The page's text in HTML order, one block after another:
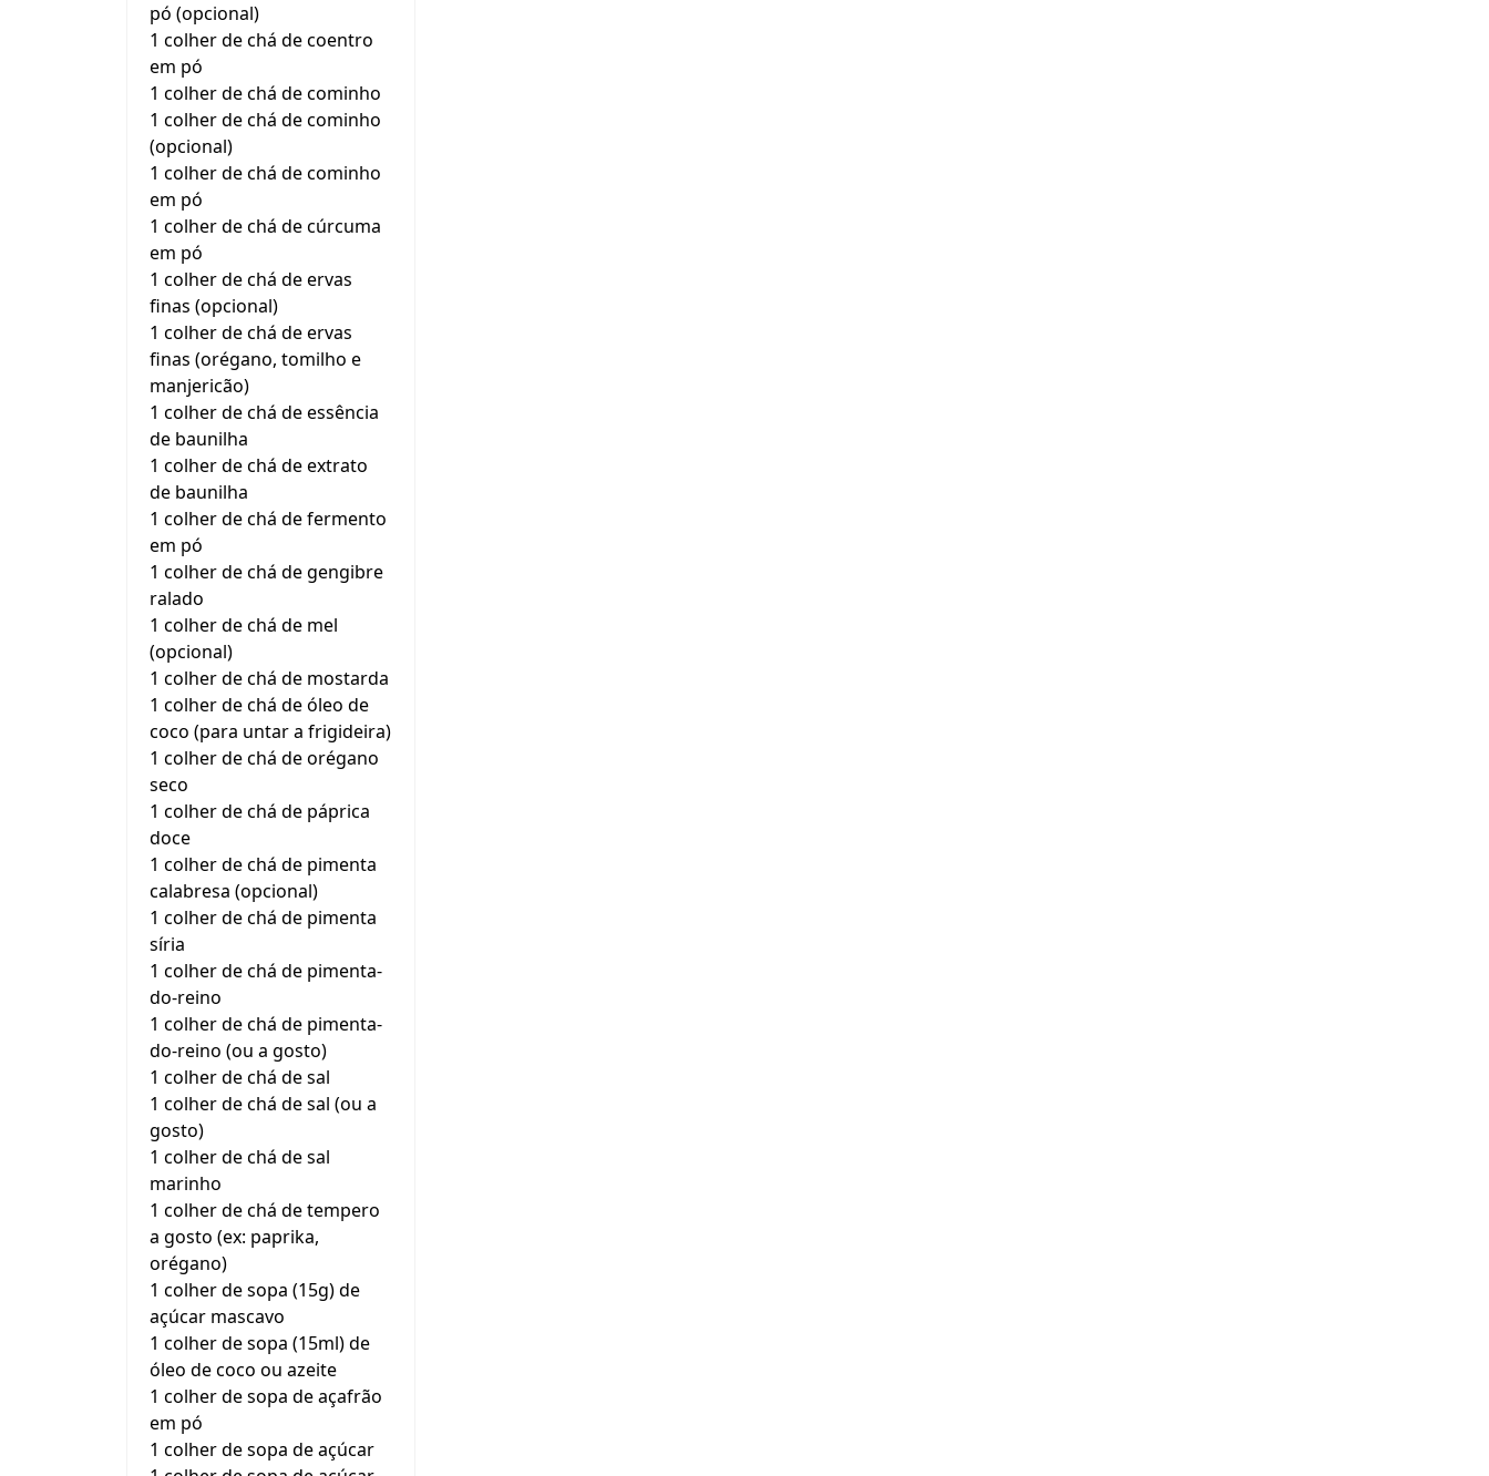
pó (opcional)
1 colher de chá de coentro
em pó
1 colher de chá de cominho
1 colher de chá de cominho
(opcional)
1 colher de chá de cominho
em pó
1 colher de chá de cúrcuma
em pó
1 colher de chá de ervas
finas (opcional)
1 colher de chá de ervas
finas (orégano, tomilho e
manjericão)
1 colher de chá de essência
de baunilha
1 colher de chá de extrato
de baunilha
1 colher de chá de fermento
em pó
1 colher de chá de gengibre
ralado
1 colher de chá de mel
(opcional)
1 colher de chá de mostarda
1 colher de chá de óleo de
coco (para untar a frigideira)
1 colher de chá de orégano
seco
1 colher de chá de páprica
doce
1 colher de chá de pimenta
calabresa (opcional)
1 colher de chá de pimenta
síria
1 colher de chá de pimenta-
do-reino
1 colher de chá de pimenta-
do-reino (ou a gosto)
1 colher de chá de sal
1 colher de chá de sal (ou a
gosto)
1 colher de chá de sal
marinho
1 colher de chá de tempero
a gosto (ex: paprika,
orégano)
1 colher de sopa (15g) de
açúcar mascavo
1 colher de sopa (15ml) de
óleo de coco ou azeite
1 colher de sopa de açafrão
em pó
1 colher de sopa de açúcar